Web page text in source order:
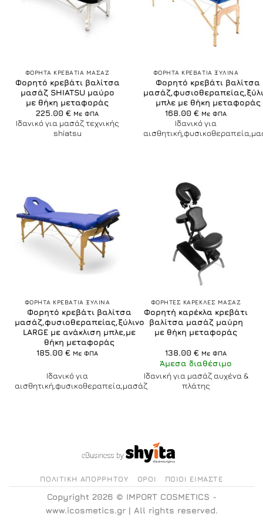
ΦΟΡΗΤΑ ΚΡΕΒΑΤΙΑ ΜΑΣΑΖ
Φορητό κρεβάτι βαλίτσα
μασάζ SHIATSU μαύρο
με θήκη μεταφοράς
225.00 € Με ΦΠΑ
Ιδανικό για μασάζ τεχνικής
shiatsu
ΦΟΡΗΤΑ ΚΡΕΒΑΤΙΑ ΞΥΛΙΝΑ
Φορητό κρεβάτι βαλίτσα
μπλε με θήκη μεταφοράς
168.00 € Με ΦΠΑ
Ιδανικό για
ΦΟΡΗΤΑ ΚΡΕΒΑΤΙΑ ΞΥΛΙΝΑ
Φορητό κρεβάτι βαλίτσα
μασάζ,φυσιοθεραπείας,ξύλινο
LARGE με ανάκλιση μπλε,με
θήκη μεταφοράς
185.00 € Με ΦΠΑ
Ιδανικό για
αισθητική,φυσικοθεραπεία,μασάζ
ΦΟΡΗΤΕΣ ΚΑΡΕΚΛΕΣ ΜΑΣΑΖ
Φορητή καρέκλα κρεβάτι
βαλίτσα μασάζ μαύρη
με θήκη μεταφοράς
138.00 € Με ΦΠΑ
Άμεσα διαθέσιμο
Ιδανική για μασάζ αυχένα &
πλάτης
ΠΟΛΙΤΙΚΉ ΑΠΟΡΡΉΤΟΥ ΌΡΟΙ ΠΟΙΟΙ ΕΊΜΑΣΤΕ
Copyright 2026 © IMPORT COSMETICS -
www.icosmetics.gr| All rights reserved.